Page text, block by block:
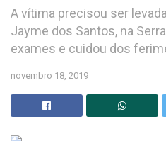
A vítima precisou ser
Jayme dos Santos, na
exames e cuidou dos
novembro 18, 2019